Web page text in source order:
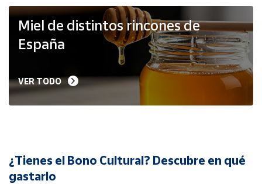
Vendedores
Mapa de
Hazte
vendedor
Cuenta
Miel de distintos rincones de
España
VER TODO
¿Tienes el Bono Cultural? Descubre en qué
gastarlo